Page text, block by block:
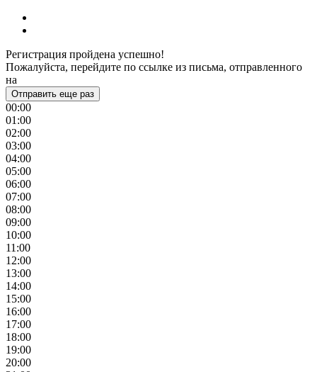
Регистрация пройдена успешно!
Пожалуйста, перейдите по ссылке из письма, отправленного
на
Отправить еще раз
00:00
01:00
02:00
03:00
04:00
05:00
06:00
07:00
08:00
09:00
10:00
11:00
12:00
13:00
14:00
15:00
16:00
17:00
18:00
19:00
20:00